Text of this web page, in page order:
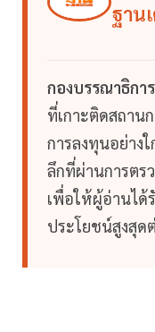
ฐาน
กองบรรณาธิกา
ที่เกาะติดสถาน
การลงทุนอย่าง
ลึกที่ผ่านการตร
เพื่อให้ผู้อ่านได้
ประโยชน์สูงสุด